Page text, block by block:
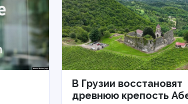
В Грузии восстановят
древнюю крепость